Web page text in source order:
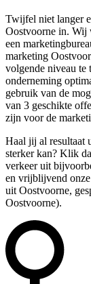
Twijfel niet langer
Oostvoorne in. Wij
een
marketing
volgende niveau
onderneming
gebruik van de
van 3 geschikte
zijn voor de
Haal jij al resultaat
sterker kan? Klik
verkeer uit
en vrijblijvend onze
uit Oostvoorne,
Oostvoorne).